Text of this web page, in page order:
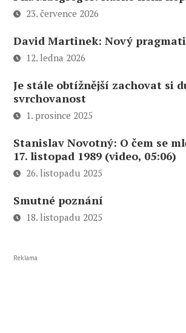
23. července 2026
David Martinek: Nový
12. ledna 2026
Je stále obtížnější zachovat si
svrchovanost
1. prosince 2025
Stanislav Novotný: O čem se
17. listopad 1989 (video, 05:06)
26. listopadu 2025
Smutné poznání
18. listopadu 2025
Reklama